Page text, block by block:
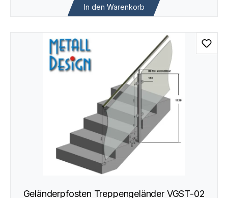
In den Warenkorb
Geländerpfosten Treppengeländer VGST-02